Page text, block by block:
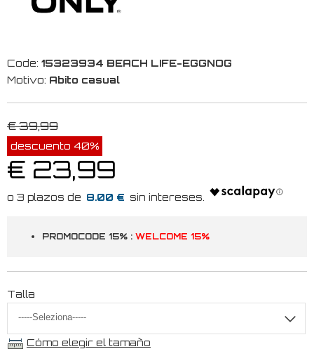
Code: 15323934 BEACH LIFE-EGGNOG
Motivo: Abito casual
€ 39,99
descuento 40%
€ 23,99
8.00 €
PROMOCODE 15% : WELCOME 15%
Talla
Cómo elegir el tamaño